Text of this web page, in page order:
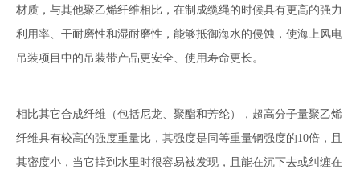
材质，与其他聚乙烯纤维相比，在制成缆绳的时候具有更高的强力
利用率、干耐磨性和湿耐磨性，能够抵御海水的侵蚀，使海上风电
吊装项目中的吊装带产品更安全、使用寿命更长。
相比其它合成纤维（包括尼龙、聚酯和芳纶），超高分子量聚乙烯
纤维具有较高的强度重量比，其强度是同等重量钢强度的10倍，且
其密度小，当它掉到水里时很容易被发现，且能在沉下去或纠缠在